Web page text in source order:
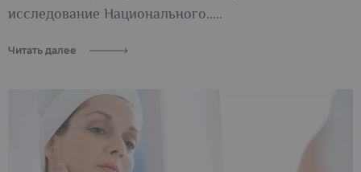
исследование Национального.....
Читать далее